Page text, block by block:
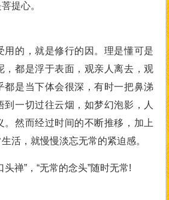
提心。
用的，就是修行的因。理是懂可是
，都是浮于表面，观亲人离去，观
都是当下体会很深，有时一把鼻涕
到一切过往云烟，如梦幻泡影，人
。然而经过时间的不断推移，加上
活，就慢慢淡忘无常的紧迫感。
禅”，“无常的念头”随时无常!